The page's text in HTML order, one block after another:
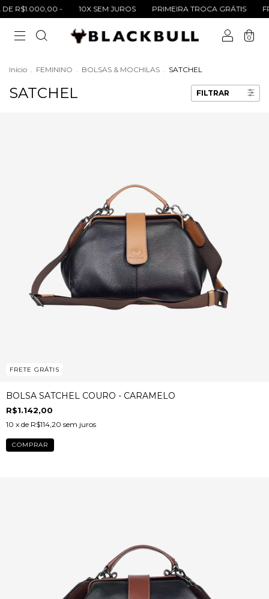
R$1.000,00 - 10X SEM JUROS PRIMEIRA TROCA GRÁTIS
0
Início . FEMININO . BOLSAS & MOCHILAS . SATCHEL
SATCHEL FILTRAR
FRETE GRÁTIS
BOLSA SATCHEL COURO - CARAMELO
R$1.142,00
10 x de R$114,20 sem juros